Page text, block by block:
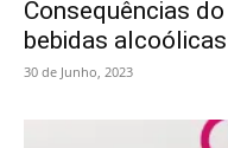
Consequências
bebidas
30 de Junho, 2023